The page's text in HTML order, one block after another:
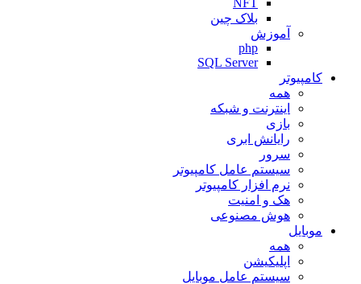
NFT
بلاک چین
آموزش
php
SQL Server
کامپیوتر
همه
اینترنت و شبکه
بازی
رایانش ابری
سرور
سیستم عامل کامپیوتر
نرم افزار کامپیوتر
هک و امنیت
هوش مصنوعی
موبایل
همه
اپلیکیشن
سیستم عامل موبایل